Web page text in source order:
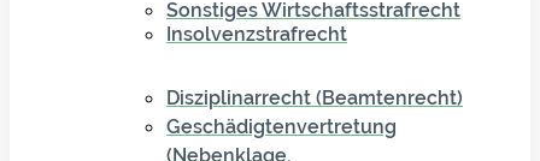
Sonstiges Wirtschaftsstrafrecht
Insolvenzstrafrecht
Disziplinarrecht (Beamtenrecht)
Geschädigtenvertretung
(Nebenklage,